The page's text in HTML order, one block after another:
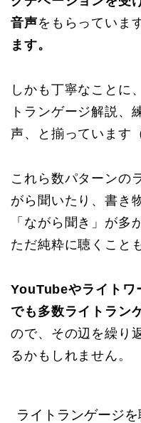
音声をもらっていま
ます。
しかも丁寧なことに
トランゲージ解説、
声、と揃っています
これら数パターンの
がら聞いたり、書き
「ながら聞き」が多
ただ純粋に聴くこと
YouTubeやライトワ
でも多数ライトラン
ので、その辺を繰り
るかもしれません。
ライトランゲージ